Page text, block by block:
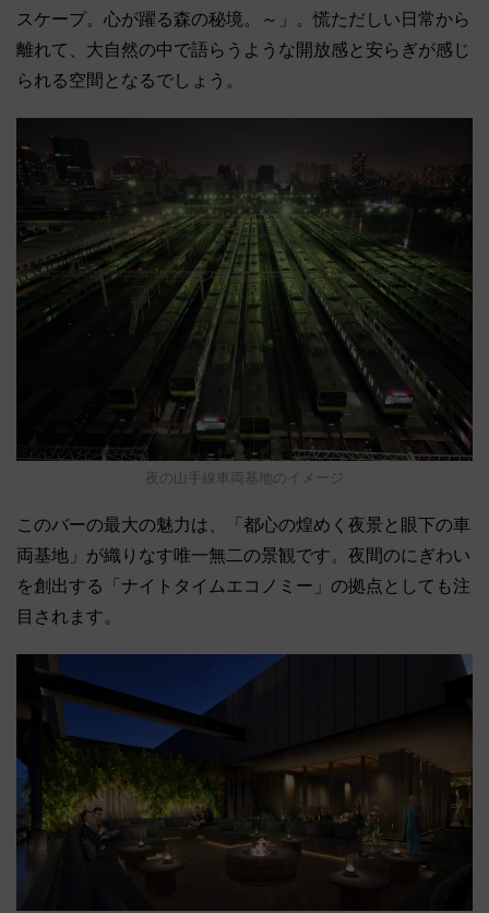
スケープ。心が躍る森の秘境。～」。慌ただしい日常から
離れて、大自然の中で語らうような開放感と安らぎが感じ
られる空間となるでしょう。
夜の山手線車両基地のイメージ
このバーの最大の魅力は、「都心の煌めく夜景と眼下の車
両基地」が織りなす唯一無二の景観です。夜間のにぎわい
を創出する「ナイトタイムエコノミー」の拠点としても注
目されます。